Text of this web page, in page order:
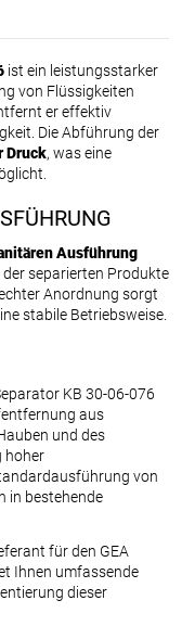
ist ein leistungsstarker
von Flüssigkeiten
er effektiv
Die Abführung der
Druck, was eine
Ausführung
separierten Produkte
Anordnung sorgt
stabile Betriebsweise.
KB 30-06-076
aus
und des
hoher
von
in bestehende
für den GEA
Ihnen umfassende
dieser